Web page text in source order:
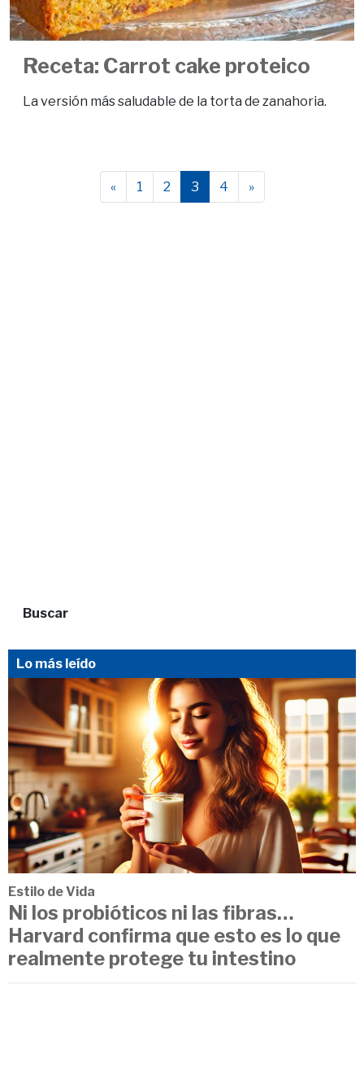
Receta: Carrot cake proteico
La versión más saludable de la torta de zanahoria.
« 1 2 3 4 »
Buscar
Lo más leído
Estilo de Vida
Ni los probióticos ni las fibras…
Harvard confirma que esto es lo que
realmente protege tu intestino